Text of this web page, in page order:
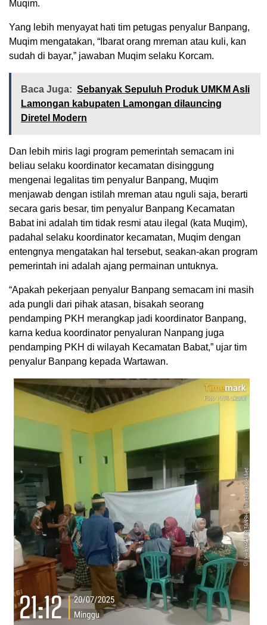
Muqim.
Yang lebih menyayat hati tim petugas penyalur Banpang,
Muqim mengatakan, “Ibarat orang mreman atau kuli, kan
sudah di bayar,” jawaban Muqim selaku Korcam.
Baca Juga: Sebanyak Sepuluh Produk UMKM Asli
Lamongan kabupaten Lamongan dilauncing
Diretel Modern
Dan lebih miris lagi program pemerintah semacam ini
beliau selaku koordinator kecamatan disinggung
mengenai legalitas tim penyalur Banpang, Muqim
menjawab dengan istilah mreman atau nguli saja, berarti
secara garis besar, tim penyalur Banpang Kecamatan
Babat ini adalah tim tidak resmi atau ilegal (kata Muqim),
padahal selaku koordinator kecamatan, Muqim dengan
entengnya mengatakan hal tersebut, seakan-akan program
pemerintah ini adalah ajang permainan untuknya.
“Apakah pekerjaan penyalur Banpang semacam ini masih
ada pungli dari pihak atasan, bisakah seorang
pendamping PKH merangkap jadi koordinator Banpang,
karna kedua koordinator penyaluran Nanpang juga
pendamping PKH di wilayah Kecamatan Babat,” ujar tim
penyalur Banpang kepada Wartawan.